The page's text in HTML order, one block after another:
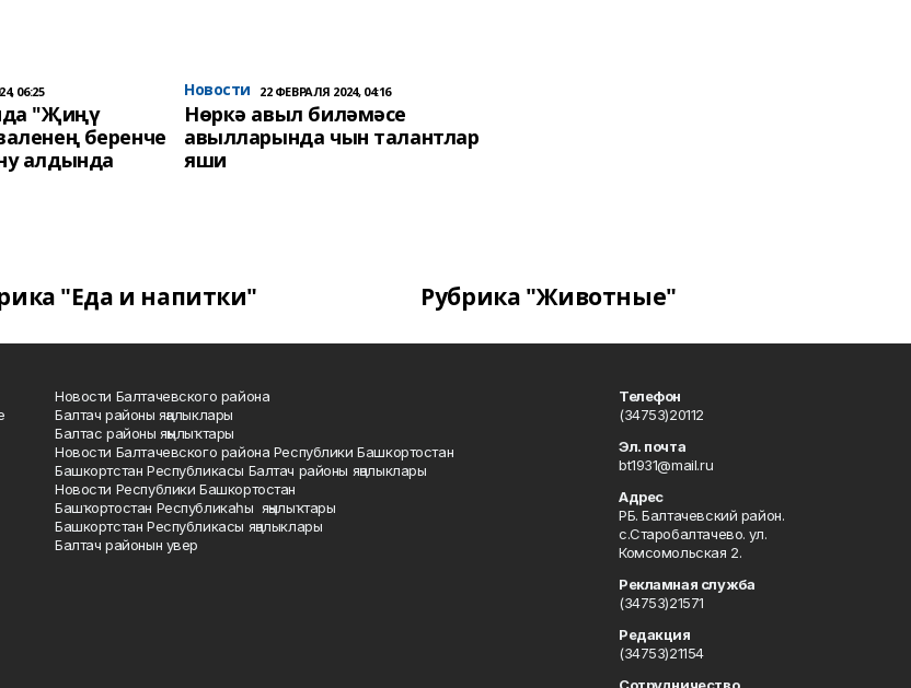
06:25
"Җиңү
беренче
алдында
Новости 22 ФЕВРАЛЯ 2024, 04:16
Нөркә авыл биләмәсе
авылларында чын талантлар
яши
"Еда и напитки" Рубрика "Животные"
Новости Балтачевского района
Балтач районы яңалыклары
Балтас районы яңылыҡтары
Новости Балтачевского района Республики Башкортостан
Башкортстан Республикасы Балтач районы яңалыклары
Новости Республики Башкортостан
Башҡортостан Республикаһы яңылыҡтары
Башкортстан Республикасы яңалыклары
Балтач районын увер
Телефон
(34753)20112
Эл. почта
bt1931@mail.ru
Адрес
РБ. Балтачевский район.
с.Старобалтачево. ул.
Комсомольская 2.
Рекламная служба
(34753)21571
Редакция
(34753)21154